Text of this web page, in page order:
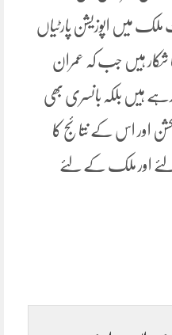
ملک میں اپوزیشن پارٹیاں
ہیں جب کہ عمران
رہے ہیں بلکہ بانسری بھی
اور اس کے نتائج کا
لئے اور ملک کے لئے